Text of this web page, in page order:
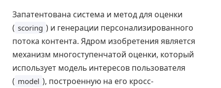
Запатентована система и метод для оценки
( scoring ) и генерации персонализированного
потока контента. Ядром изобретения является
механизм многоступенчатой оценки, который
использует модель интересов пользователя
( model ), построенную на его кросс-